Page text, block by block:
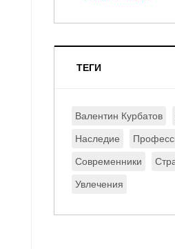
ТЕГИ
Валентин Курбатов
Наследие
Современники
Увлечения